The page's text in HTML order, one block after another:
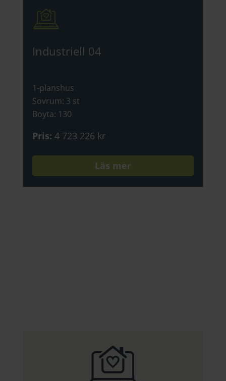
Industriell 04
1-planshus
Sovrum: 3 st
Boyta: 130
Pris: 4 723 226 kr
Läs mer